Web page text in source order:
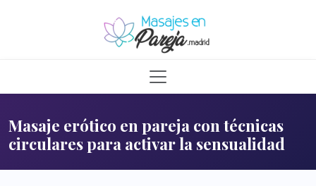
Masaje erótico en pareja con técnicas
circulares para activar la sensualidad